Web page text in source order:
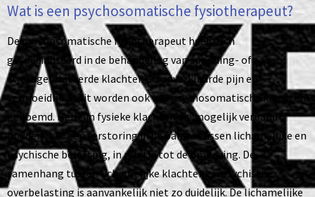
Wat is een psychosomatische fysiotherapeut?
De psychosomatische fysiotherapeut heeft zich
gespecialiseerd in de behandeling van spanning- of
stressgerelateerde klachten en onverklaarde pijn en
vermoeidheid. Dit worden ook wel psychosomatische klachten
genoemd. Het zijn fysieke klachten die mogelijk verband
houden met een verstoring in de balans tussen lichamelijke en
psychische belasting, in relatie tot de omgeving. De
samenhang tussen lichamelijke klachten en psychische
overbelasting is aanvankelijk niet zo duidelijk. De lichamelijke